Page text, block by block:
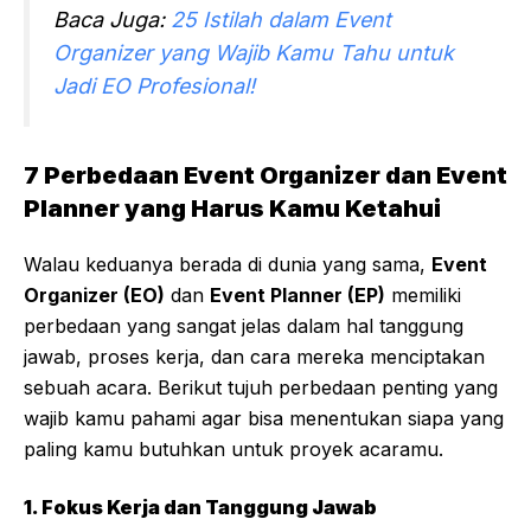
Baca Juga: 25 Istilah dalam Event
Organizer yang Wajib Kamu Tahu untuk
Jadi EO Profesional!
7 Perbedaan Event Organizer dan Event
Planner yang Harus Kamu Ketahui
Walau keduanya berada di dunia yang sama, Event
Organizer (EO) dan Event Planner (EP) memiliki
perbedaan yang sangat jelas dalam hal tanggung
jawab, proses kerja, dan cara mereka menciptakan
sebuah acara. Berikut tujuh perbedaan penting yang
wajib kamu pahami agar bisa menentukan siapa yang
paling kamu butuhkan untuk proyek acaramu.
1. Fokus Kerja dan Tanggung Jawab